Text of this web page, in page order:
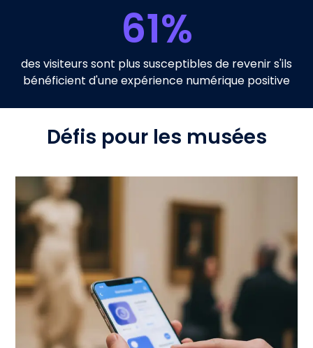
61%
des visiteurs sont plus susceptibles de revenir s'ils
bénéficient d'une expérience numérique positive
Défis pour les musées